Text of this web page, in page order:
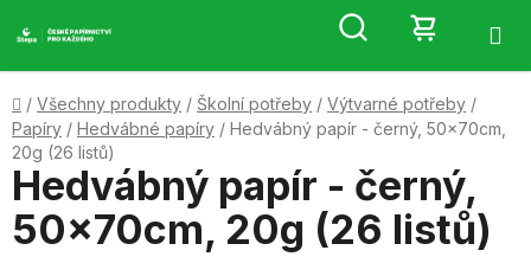
na
Hledat
KOŠÍK
Domů
/ Všechny produkty / Školní potřeby / Výtvarné potřeby /
Papíry / Hedvábné papíry / Hedvábný papír - černý, 50x70cm,
20g (26 listů)
Hedvábný papír - černý,
50x70cm, 20g (26 listů)